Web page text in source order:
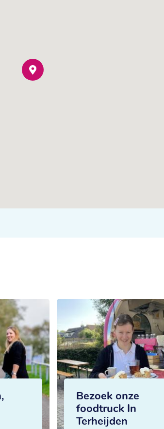
Bezoek onze
foodtruck In
Terheijden